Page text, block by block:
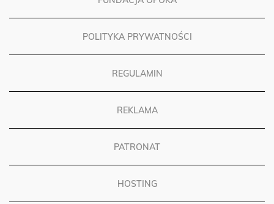
FUNDACJA OPOKA
POLITYKA PRYWATNOŚCI
REGULAMIN
REKLAMA
PATRONAT
HOSTING